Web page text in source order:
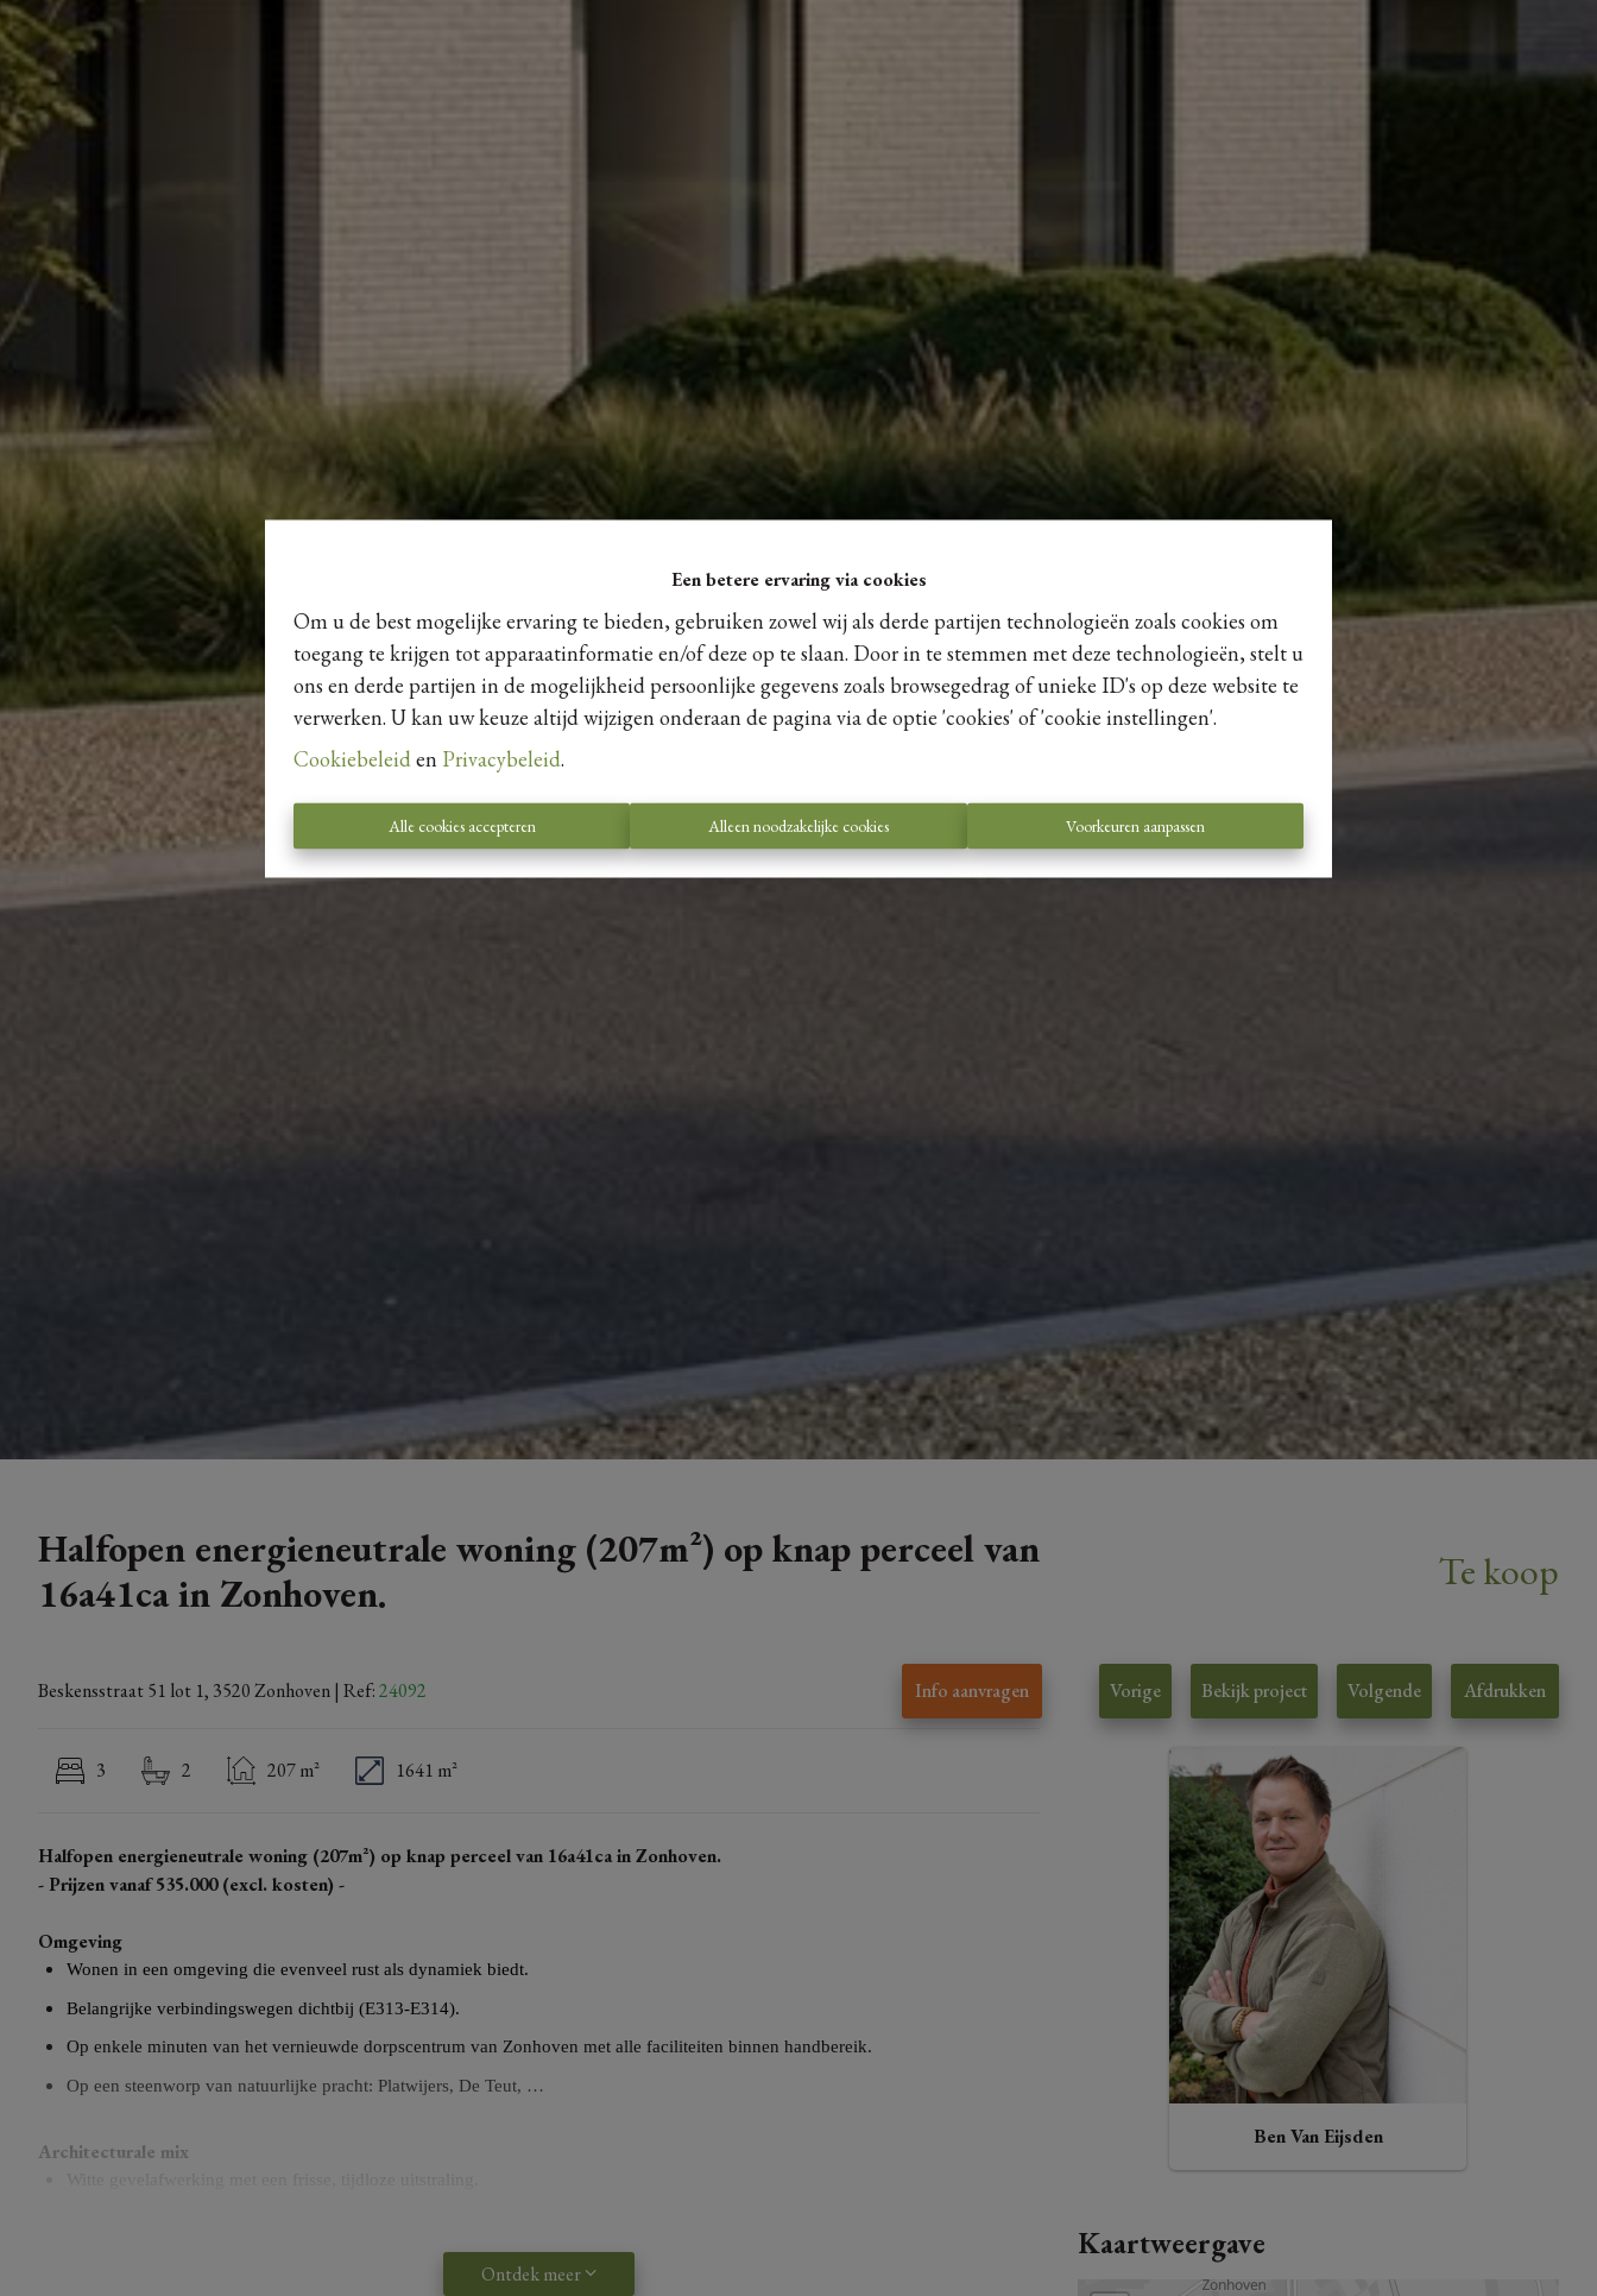
Een betere ervaring via cookies
Om u de best mogelijke ervaring te bieden, gebruiken zowel wij als derde partijen technologieën zoals cookies om
toegang te krijgen tot apparaatinformatie en/of deze op te slaan. Door in te stemmen met deze technologieën, stelt u
ons en derde partijen in de mogelijkheid persoonlijke gegevens zoals browsegedrag of unieke ID's op deze website te
verwerken. U kan uw keuze altijd wijzigen onderaan de pagina via de optie 'cookies' of 'cookie instellingen'.
Cookiebeleid en Privacybeleid.
Alle cookies accepteren Alleen noodzakelijke cookies Voorkeuren aanpassen
Halfopen energieneutrale woning (207m²) op knap perceel van
16a41ca in Zonhoven.
Te koop
Beskensstraat 51 lot 1, 3520 Zonhoven| Ref:24092 Info aanvragen Vorige Bekijk project Volgende Afdrukken
3 2 207 m² 1641 m²
Halfopen energieneutrale woning (207m²) op knap perceel van 16a41ca in Zonhoven.
- Prijzen vanaf 535.000 (excl. kosten) -
Omgeving
Wonen in een omgeving die evenveel rust als dynamiek biedt.
Belangrijke verbindingswegen dichtbij (E313-E314).
Op enkele minuten van het vernieuwde dorpscentrum van Zonhoven met alle faciliteiten binnen handbereik.
Op een steenworp van natuurlijke pracht: Platwijers, De Teut, …
Architecturale mix
Elke woning is uniek, architecturaal doordacht en straalt een verfijnde luxe uit, gecombineerd met een praktische indeling die
Ontdek meer
Ben Van Eijsden
Kaartweergave